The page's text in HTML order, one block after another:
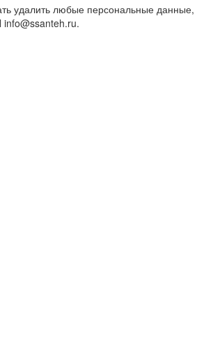
удалить любые персональные данные,
info@ssanteh.ru.